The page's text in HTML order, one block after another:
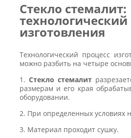
Стекло стемалит:
технологический
изготовления
Технологический процесс
можно разбить на четыре
1. Стекло стемалит
размерам и его края
оборудовании.
2. При определенных условиях
3. Материал проходит сушку.